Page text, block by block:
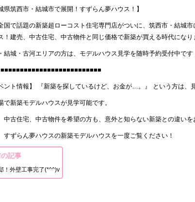
県筑西市・結城市で展開！すずらん夢ハウス！】
国で話題の新築超ローコスト住宅専門店がついに、筑西市・結城
！建売、中古住宅、中古物件と同じ価格で新築が買える時代になり
結城・古河エリアの方は、モデルハウス見学を随時予約受付中です
ント情報】 『新築を探しているけど、お金が…。』 という方は、
で新築モデルハウスが見学可能です。
中古住宅、中古物件を希望の方も、意外と知らない新築との違いを
すずらん夢ハウスの新築モデルハウスを一度ご覧ください！
記事
！外壁工事完了(*^^)v